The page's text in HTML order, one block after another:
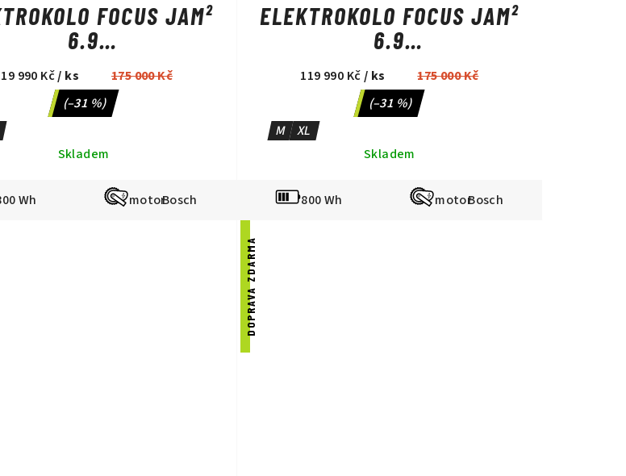
FOCUS JAM²
6.9
EMERALDGREEN
990 Kč/ ks
175 000 Kč
(–31 %)
Skladem
Wh Bosch
ELEKTROKOLO FOCUS JAM²
6.9
SLATEGREY/MAGICBLACK
119 990 Kč/ ks
175 000 Kč
(–31 %)
M
XL
Skladem
800 Wh Bosch
DOPRAVA ZDARMA